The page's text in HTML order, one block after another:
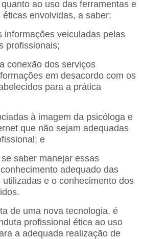
ao uso das ferramentas e
envolvidas, a saber:
informações veiculadas pelas
profissionais;
conexão dos serviços
em desacordo com os
para a prática
à imagem da psicóloga e
que não sejam adequadas
e
saber manejar essas
adequado das
utilizadas e o conhecimento dos
de uma nova tecnologia, é
profissional ética ao uso
a adequada realização de